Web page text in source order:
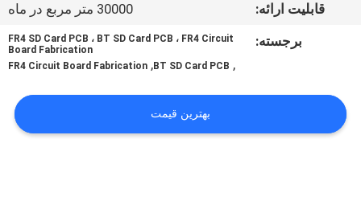
بگیرید
اخبار
قابلیت ارائه:
30000 متر مربع در ماه
برجسته:
FR4 SD Card PCB ، BT SD Card PCB ، FR4 Circuit
Board Fabrication
,
BT SD Card PCB
,
FR4 Circuit Board Fabrication
بهترین قیمت